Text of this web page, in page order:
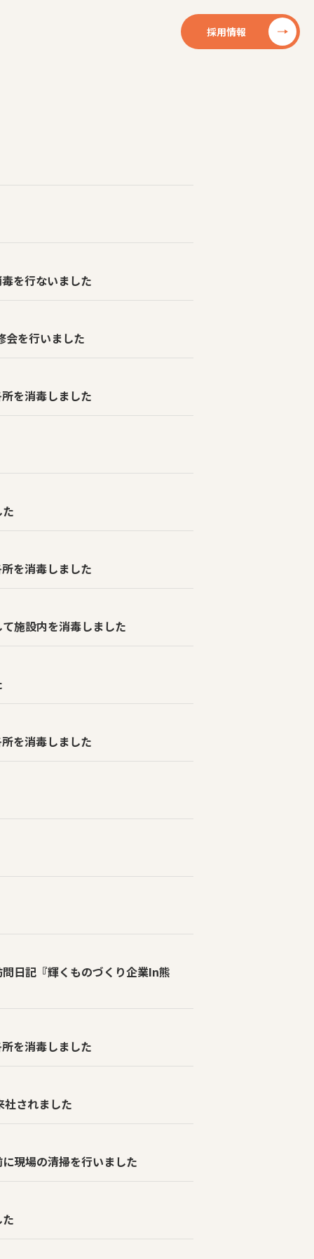
採用情報
を行ないました
会を行いました
を消毒しました
を消毒しました
施設内を消毒しました
を消毒しました
日記『輝くものづくり企業In熊
を消毒しました
されました
現場の清掃を行いました